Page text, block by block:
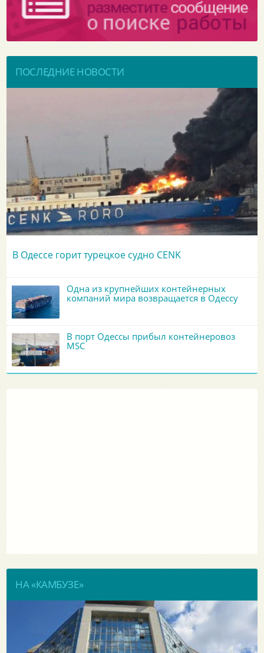
ПОСЛЕДНИЕ НОВОСТИ
В Одессе горит турецкое судно CENK
Одна из крупнейших контейнерных
компаний мира возвращается в Одессу
В порт Одессы прибыл контейнеровоз
MSC
НА «КАМБУЗЕ»